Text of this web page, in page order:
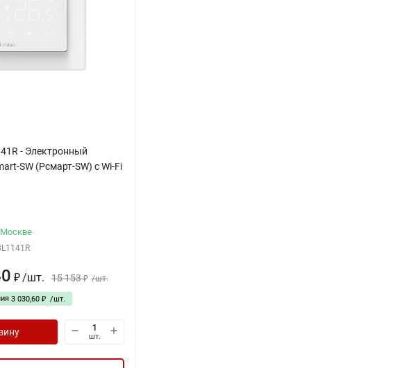
- Электронный
SW (Рсмарт-SW) с Wi-Fi
₽ /шт. 15 153 ₽ /шт.
3 030,60 ₽ /шт.
шт.